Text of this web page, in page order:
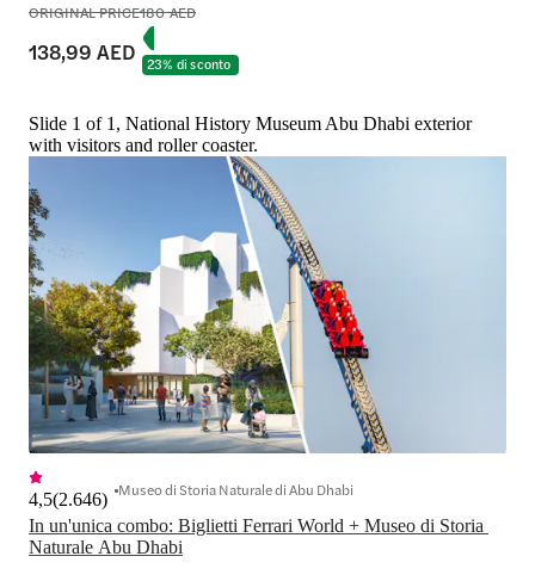
ORIGINAL PRICE180 AED
138,99 AED 23% di sconto
Slide 1 of 1, National History Museum Abu Dhabi exterior
with visitors and roller coaster.
In un'unica combo: Biglietti Ferrari World + Museo di Storia
Naturale Abu Dhabi
4,5(2.646) Museo di Storia Naturale di Abu Dhabi